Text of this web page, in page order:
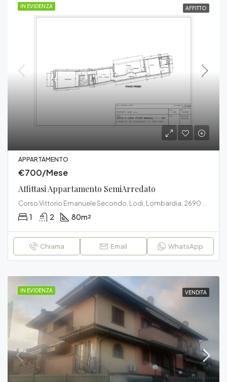
IN EVIDENZA AFFITTO
APPARTAMENTO
€700/Mese
Affittasi Appartamento SemiArredato
1 2 80m²
Chiama Email WhatsApp
IN EVIDENZA VENDITA